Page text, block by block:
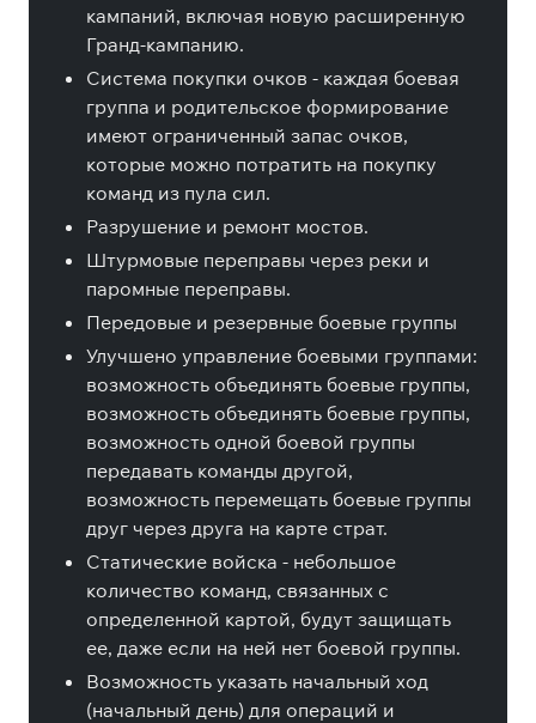
кампаний, включая новую расширенную
Гранд-кампанию.
Система покупки очков - каждая боевая
группа и родительское формирование
имеют ограниченный запас очков,
которые можно потратить на покупку
команд из пула сил.
Разрушение и ремонт мостов.
Штурмовые переправы через реки и
паромные переправы.
Передовые и резервные боевые группы
Улучшено управление боевыми группами:
возможность объединять боевые группы,
возможность объединять боевые группы,
возможность одной боевой группы
передавать команды другой,
возможность перемещать боевые группы
друг через друга на карте страт.
Статические войска - небольшое
количество команд, связанных с
определенной картой, будут защищать
ее, даже если на ней нет боевой группы.
Возможность указать начальный ход
(начальный день) для операций и